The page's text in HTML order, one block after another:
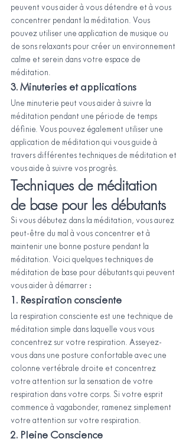
peuvent vous aider à vous détendre et à vous
concentrer pendant la méditation. Vous
pouvez utiliser une application de musique ou
de sons relaxants pour créer un environnement
calme et serein dans votre espace de
méditation.
3. Minuteries et applications
Une minuterie peut vous aider à suivre la
méditation pendant une période de temps
définie. Vous pouvez également utiliser une
application de méditation qui vous guide à
travers différentes techniques de méditation et
vous aide à suivre vos progrès.
Techniques de méditation
de base pour les débutants
Si vous débutez dans la méditation, vous aurez
peut-être du mal à vous concentrer et à
maintenir une bonne posture pendant la
méditation. Voici quelques techniques de
méditation de base pour débutants qui peuvent
vous aider à démarrer :
1. Respiration consciente
La respiration consciente est une technique de
méditation simple dans laquelle vous vous
concentrez sur votre respiration. Asseyez-
vous dans une posture confortable avec une
colonne vertébrale droite et concentrez
votre attention sur la sensation de votre
respiration dans votre corps. Si votre esprit
commence à vagabonder, ramenez simplement
votre attention sur votre respiration.
2. Pleine Conscience